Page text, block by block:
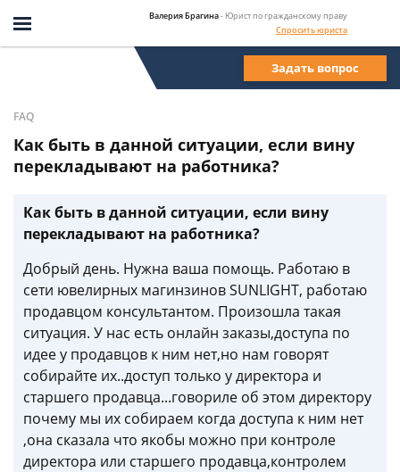
Валерия Брагина- Юрист по гражданскому праву
Спросить юриста
Задать вопрос
FAQ
Как быть в данной ситуации, если вину
перекладывают на работника?
Как быть в данной ситуации, если вину
перекладывают на работника?
Добрый день. Нужна ваша помощь. Работаю в
сети ювелирных магинзинов SUNLIGHT, работаю
продавцом консультантом. Произошла такая
ситуация. У нас есть онлайн заказы,доступа по
идее у продавцов к ним нет,но нам говорят
собирайте их..доступ только у директора и
старшего продавца...говориле об этом директору
почему мы их собираем когда доступа к ним нет
,она сказала что якобы можно при контроле
директора или старшего продавца,контролем